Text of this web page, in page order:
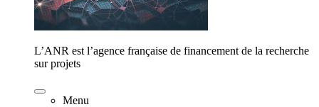
L’ANR est l’agence française de financement de la recherche
sur projets
Menu